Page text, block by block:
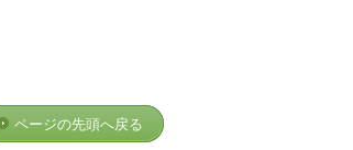
ページの先頭へ戻る